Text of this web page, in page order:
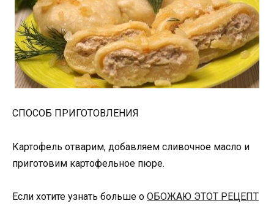
СПОСОБ ПРИГОТОВЛЕНИЯ
Картофель отварим, добавляем сливочное масло и
приготовим картофельное пюре.
Если хотите узнать больше о ОБОЖАЮ ЭТОТ РЕЦЕПТ